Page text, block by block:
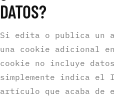
DATOS?
Si edita o publica un
una cookie adicional
cookie no incluye
simplemente indica el
artículo que acaba de